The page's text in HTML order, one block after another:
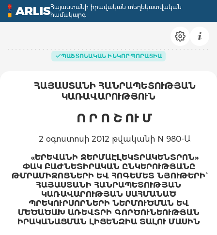
ARLISՀայաստանի իրավական տեղեկատվական
համակարգ
ՊԱՇՏՈՆԱԿԱՆ ԻՆԿՈՐՊՈՐԱՑԻԱ
ՀԱՅԱՍՏԱՆԻ ՀԱՆՐԱՊԵՏՈՒԹՅԱՆ
ԿԱՌԱՎԱՐՈՒԹՅՈՒՆ
Ո Ր Ո Շ ՈՒ Մ
2 օգոստոսի 2012 թվականի N 980-Ա
«ԵՐԵՎԱՆԻ ՋԵՐՄԱԷԼԵԿՏՐԱԿԵՆՏՐՈՆ»
ՓԱԿ ԲԱԺՆԵՏԻՐԱԿԱՆ ԸՆԿԵՐՈՒԹՅԱՆԸ
ԹՄՐԱՄԻՋՈՑՆԵՐԻ ԵՎ ՀՈԳԵՄԵՏ ՆՅՈՒԹԵՐԻ`
ՀԱՅԱՍՏԱՆԻ ՀԱՆՐԱՊԵՏՈՒԹՅԱՆ
ԿԱՌԱՎԱՐՈՒԹՅԱՆ ՍԱՀՄԱՆԱԾ
ՊՐԵԿՈՒՐՍՈՐՆԵՐԻ ՆԵՐՄՈՒԾՄԱՆ ԵՎ
ՄԵԾԱԾԱԽ ԱՌԵՎՏՐԻ ԳՈՐԾՈՒՆԵՈՒԹՅԱՆ
ԻՐԱԿԱՆԱՑՄԱՆ ԼԻՑԵՆԶԻԱ ՏԱԼՈՒ ՄԱՍԻՆ